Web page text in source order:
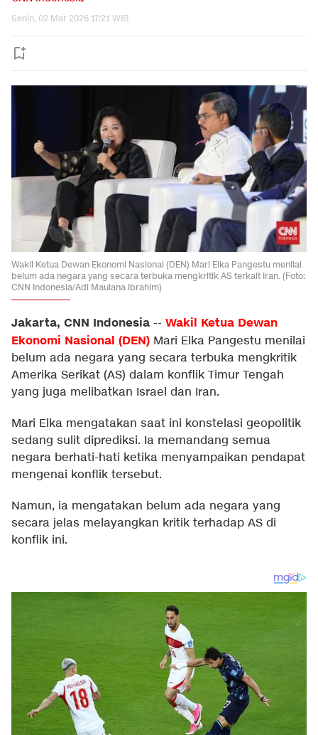
Senin, 02 Mar 2026 17:21 WIB
Wakil Ketua Dewan Ekonomi Nasional (DEN) Mari Elka Pangestu menilai
belum ada negara yang secara terbuka mengkritik AS terkait Iran. (Foto:
CNN Indonesia/Adi Maulana Ibrahim)
Jakarta, CNN Indonesia -- Wakil Ketua Dewan
Ekonomi Nasional (DEN) Mari Elka Pangestu menilai
belum ada negara yang secara terbuka mengkritik
Amerika Serikat (AS) dalam konflik Timur Tengah
yang juga melibatkan Israel dan Iran.
Mari Elka mengatakan saat ini konstelasi geopolitik
sedang sulit diprediksi. Ia memandang semua
negara berhati-hati ketika menyampaikan pendapat
mengenai konflik tersebut.
Namun, ia mengatakan belum ada negara yang
secara jelas melayangkan kritik terhadap AS di
konflik ini.